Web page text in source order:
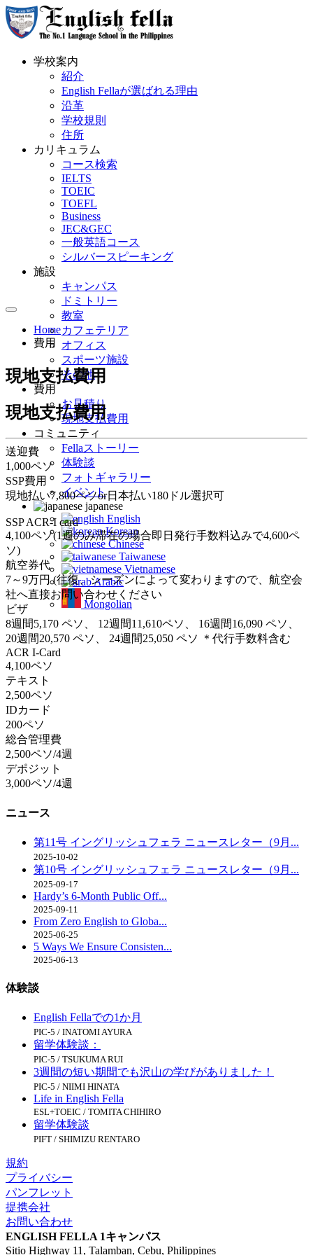
学校案内
紹介
English Fellaが選ばれる理由
沿革
学校規則
住所
カリキュラム
コース検索
IELTS
TOEIC
TOEFL
Business
JEC&GEC
一般英語コース
シルバースピーキング
施設
キャンパス
ドミトリー
教室
カフェテリア
オフィス
スポーツ施設
その他
費用
お見積り
現地支払費用
コミュニティ
Fellaストーリー
体験談
フォトギャラリー
イベント
japanese
English
Korean
Chinese
Taiwanese
Vietnamese
Arabic
Mongolian
Home
費用
現地支払費用
現地支払費用
送迎費
1,000ペソ
SSP費用
現地払い7,800ペソor日本払い180ドル選択可
SSP ACR-I card
4,100ペソ(1週のみ滞在の場合即日発行手数料込みで4,600ペ
ソ)
航空券代
7～9万円 (往復、シーズンによって変わりますので、航空会
社へ直接お問い合わせください
ビザ
8週間5,170 ペソ、 12週間11,610ペソ、 16週間16,090 ペソ、
20週間20,570 ペソ、 24週間25,050 ペソ ＊代行手数料含む
ACR I-Card
4,100ペソ
テキスト
2,500ペソ
IDカード
200ペソ
総合管理費
2,500ペソ/4週
デポジット
3,000ペソ/4週
ニュース
第11号 イングリッシュフェラ ニュースレター（9月...
2025-10-02
第10号 イングリッシュフェラ ニュースレター（9月...
2025-09-17
Hardy’s 6-Month Public Off...
2025-09-11
From Zero English to Globa...
2025-06-25
5 Ways We Ensure Consisten...
2025-06-13
体験談
English Fellaでの1か月
PIC-5 / INATOMI AYURA
留学体験談：
PIC-5 / TSUKUMA RUI
3週間の短い期間でも沢山の学びがありました！
PIC-5 / NIIMI HINATA
Life in English Fella
ESL+TOEIC / TOMITA CHIHIRO
留学体験談
PIFT / SHIMIZU RENTARO
規約
プライバシー
パンフレット
提携会社
お問い合わせ
ENGLISH FELLA 1キャンパス
Sitio Highway 11, Talamban, Cebu, Philippines